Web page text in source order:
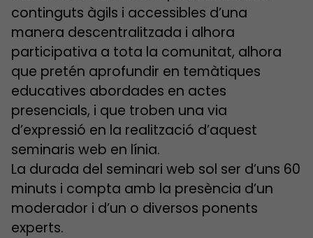
continguts àgils i accessibles d’una
manera descentralitzada i alhora
participativa a tota la comunitat, alhora
que pretén aprofundir en temàtiques
educatives abordades en actes
presencials, i que troben una via
d’expressió en la realització d’aquest
seminaris web en línia.
La durada del seminari web sol ser d’uns 60
minuts i compta amb la presència d’un
moderador i d’un o diversos ponents
experts.